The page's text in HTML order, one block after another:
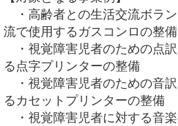
・高齢者との生活交流ボラ
流で使用するガスコンロの整備
・視覚障害児者のための点
る点字プリンターの整備
・視覚障害児者のための音
るカセットプリンターの整備
・視覚障害児者に対する音